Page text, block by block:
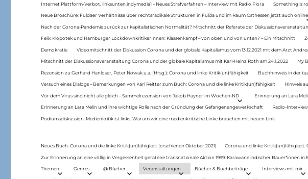
Internet Plattform-Verbot, linksunten.indymedia1 – Neues Strafverfahren – Interview mit Radio Flora Something is
Neue Broschüre: Fuldaer Verhältnisse über rechtsradikale Strukturen in Fulda und im Raum Osthessen jetzt auch online
Nach der Corona-Pandemie zurück zur kapitalistischen Normalität? Mitschnitt der Referate der
Felix Klopotek und Hamburger LockdownkritikerInnen: Klassenkampf – von oben und von unten? – Ein Mitschnitt
Demokratie Videomitschnitt der Diskussion Corona und der globale Kapitalismus vom 13.12.2021 mit dem Arzt
Mitschnitt der Diskussionsveranstaltung Corona und der globale Kapitalismus mit Karl-Heinz Roth am 24.1.2022 My
Rezension zu Gerhard Hanloser, Peter Nowak u.a. (Hrsg.): Corona und linke Kritik(un)fähigkeit Buchhinweis in der
Versuch eines Dialogs – Bemerkungen von Karl Reitter zum Buch: Corona und die linke Kritik(un)fähigkeit Hinweis
Vor dem Virus sind nicht alle gleich – Sammelrezension von Jakob Hayner im Wochen-ND Erinnerung an Lara
Erinnerung an Lara Melin und ihre wichtige Rolle nach der Gründung der Gefangenengewerkschaft Radio-
Podiumsdiskussion: Medienkritik ist links. Warum wir eine medienkritische Linke brauchen mit neuen Link
Neues Buch: Corona und die linke Kritik(un)fähigkeit (erschienen Oktober 2021) Corona und linke Kritik(un)fähigkeit.
Zur Erinnerung an eine völlig in Vergessenheit geratene transnationale Aktion 1999: Karawane indischer Bauer*innen in
Themen Genres @ Bücher… Veranstaltungen Bücher & Buchbeiträge Interviews mit mir